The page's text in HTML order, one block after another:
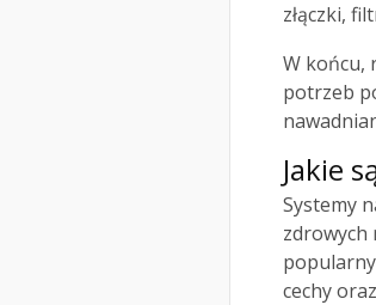
złączki,
W końcu,
potrzeb
Jakie
Systemy
zdrowych
cechy